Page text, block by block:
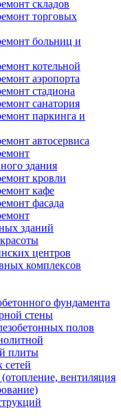
складов
торговых
больниц и
котельной
аэропорта
стадиона
санатория
паркинга и
автосервиса
здания
кровли
кафе
фасада
зданий
центров
комплексов
фундамента
стены
полов
плиты
вентиляция